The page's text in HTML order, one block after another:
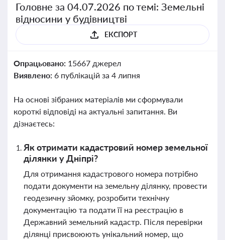
Головне за 04.07.2026 по темі: Земельні
відносини у будівництві
ЕКСПОРТ
Опрацьовано: 15667 джерел
Виявлено: 6 публікацій за 4 липня
На основі зібраних матеріалів ми сформували
короткі відповіді на актуальні запитання. Ви
дізнаєтесь:
Як отримати кадастровий номер земельної
ділянки у Дніпрі?
Для отримання кадастрового номера потрібно
подати документи на земельну ділянку, провести
геодезичну зйомку, розробити технічну
документацію та подати її на реєстрацію в
Державний земельний кадастр. Після перевірки
ділянці присвоюють унікальний номер, що